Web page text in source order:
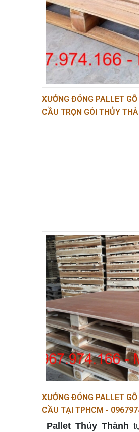
>>>> Xem thêm:
Đóng Pallet gỗ
Đóng pallet gỗ theo
phổ biến trong ngành
XƯỞNG ĐÓNG PALLET GỖ
CẦU TRỌN GÓI THỦY
XƯỞNG ĐÓNG PALLET GỖ
CẦU TẠI TPHCM -
Pallet Thủy Thành